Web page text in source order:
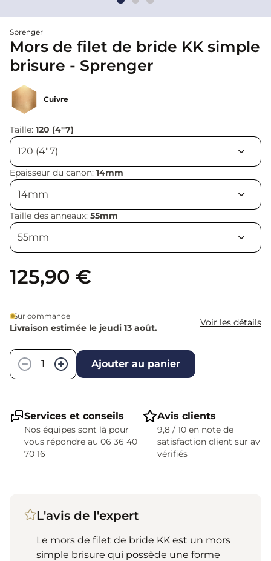
Sprenger
Mors de filet de bride KK simple
brisure - Sprenger
Cuivre
Taille: 120 (4"7)
Epaisseur du canon: 14mm
Taille des anneaux: 55mm
125,90 €
Sur commande
Livraison estimée le jeudi 13 août. Voir les détails
−
+ Ajouter au panier
Services et conseils
Nos équipes sont là pour
vous répondre au 06 36 40
70 16
Avis clients
9,8 / 10 en note de
satisfaction client sur avis
vérifiés
L'avis de l'expert
Le mors de filet de bride KK est un mors
simple brisure qui possède une forme